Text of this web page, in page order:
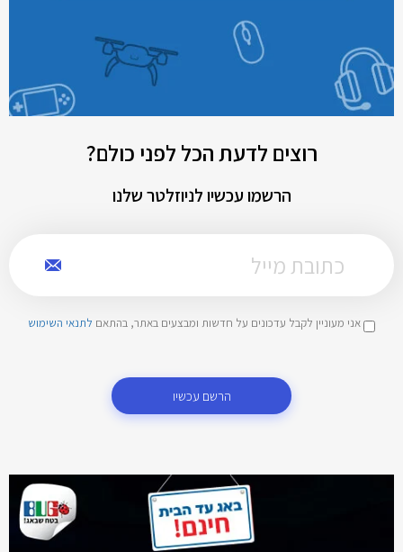
רוצים לדעת הכל לפני כולם?
הרשמו עכשיו לניוזלטר שלנו
אני מעוניין לקבל עדכונים על חדשות ומבצעים באתר, בהתאם לתנאי השימוש
הרשם עכשיו